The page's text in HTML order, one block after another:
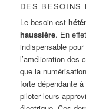
DES BESOINS
Le besoin est
haussière. En
indispensable
l’amélioration des
que la
forte dépendante
piloter leurs